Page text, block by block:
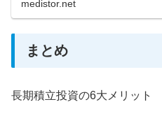
medistor.net
まとめ
長期積立投資の6大メリット